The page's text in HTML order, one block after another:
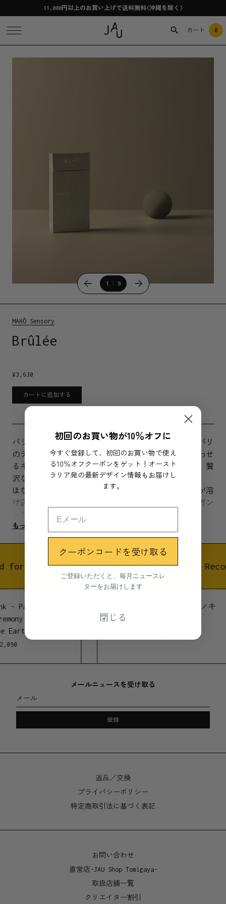
11,000円以上のお買い上げで送料無料(沖縄を除く)
カート 0
1 9
MAHŌ Sensory
Brûlée
¥3,630
カートに追加する
パリ・サンジェルマンにて石畳を歩きながら、粋なパリ
のデザート・バーを目指す。クリームブリュレを思わせ
るキャラメルシュガーとクリーミーなココナッツが、贅
沢な甘さの体験を演出します。
ほなかなイチジクとベルガモット、それぞれの香りが溶
け込み生まれた、極上の香りがあなたをパリのエレガン
トな世界に誘います。
トップノート
イチジク
ミドルノート
ベルガモット
ベースノート
ベチバー
６０本入り。それぞれの燃焼時間は３０分。
計３０時間のアロマ体験をお楽しみ頂けます。
香立てに立てかけて、あとはたっぷりとリラックスして
数のお香に火をつけて濃度の高い香りをお楽しみくださ
もっと見る
for you Recommended for you
- Palo Santo
Earth
Incense - 台湾産ヒノキ
メールニュースを受け取る
メール
登録
返品／交換
プライバシーポリシー
特定商取引法に基づく表記
お問い合わせ
直営店-JAU Shop Tomigaya-
取扱店舗一覧
クリエイター割引
初回のお買い物が10％オフに
今すぐ登録して、初回のお買い物で使え
る10％オフクーポンをゲット！オースト
ラリア発の最新デザイン情報もお届けし
ます。
クーポンコードを受け取る
ご登録いただくと、毎月ニュースレ
ターをお届けします
閉じる